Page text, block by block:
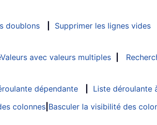
doublons Supprimer les lignes vides
avec valeurs multiples
dépendante Liste déroulante
colonnes Basculer la visibilité des